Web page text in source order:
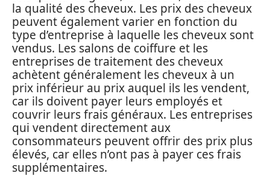
la qualité des cheveux. Les prix des cheveux
peuvent également varier en fonction du
type d’entreprise à laquelle les cheveux sont
vendus. Les salons de coiffure et les
entreprises de traitement des cheveux
achètent généralement les cheveux à un
prix inférieur au prix auquel ils les vendent,
car ils doivent payer leurs employés et
couvrir leurs frais généraux. Les entreprises
qui vendent directement aux
consommateurs peuvent offrir des prix plus
élevés, car elles n’ont pas à payer ces frais
supplémentaires.